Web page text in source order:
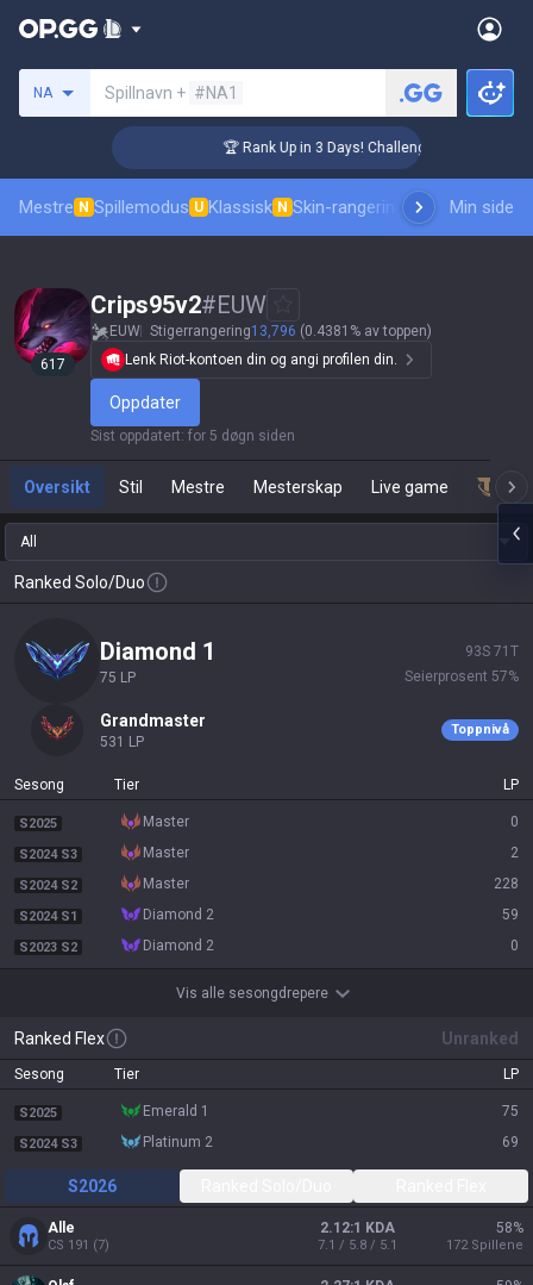
NA Spillnavn + #NA1
🏆 Rank Up in 3 Days! Challenger Coaching
Mestre N Spillemodus U Klassisk N Skin-rangeringRangeringer
Min side
617
Crips95v2#EUW
EUW Stigerrangering13,796 (0.4381% av toppen)
Lenk Riot-kontoen din og angi profilen din.
Oppdater
Sist oppdatert: for 5 døgn siden
Oversikt Stil Mestre Mesterskap Live game
All
Ranked Solo/Duo
diamond 1
75 LP
93S 71 T
Seierprosent 57%
grandmaster
531 LP
Toppnivå
Sesong Tier LP
S2025 master 0
S2024 S3 master 2
S2024 S2 master 228
S2024 S1 diamond 2 59
S2023 S2 diamond 2 0
Vis alle sesongdrepere
Ranked Flex Unranked
Sesong Tier LP
S2025 emerald 1 75
S2024 S3 platinum 2 69
S2026
Alle
CS 191 (7)
2.12:1 KDA
7.1 / 5.8 / 5.1
58%
172 Spillene